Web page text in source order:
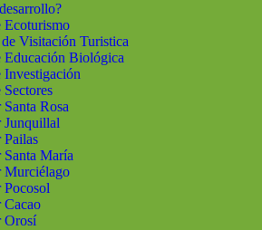
Ecoturismo
Visitación Turistica
Educación Biológica
Investigación
Sectores
Santa Rosa
Junquillal
Pailas
Santa María
Murciélago
Pocosol
Cacao
Orosí